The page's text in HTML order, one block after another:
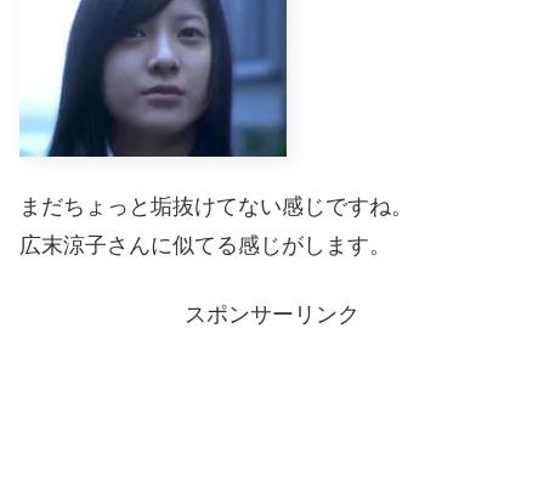
まだちょっと垢抜けてない感じですね。
広末涼子さんに似てる感じがします。
スポンサーリンク